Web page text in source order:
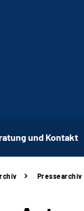
und Kontakt
Pressearchiv